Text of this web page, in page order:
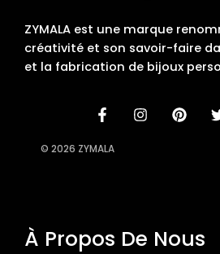
ZYMALA est une marque
créativité et son savoir-faire
et la fabrication de bijoux
© 2026 ZYMALA
À Propos De Nous